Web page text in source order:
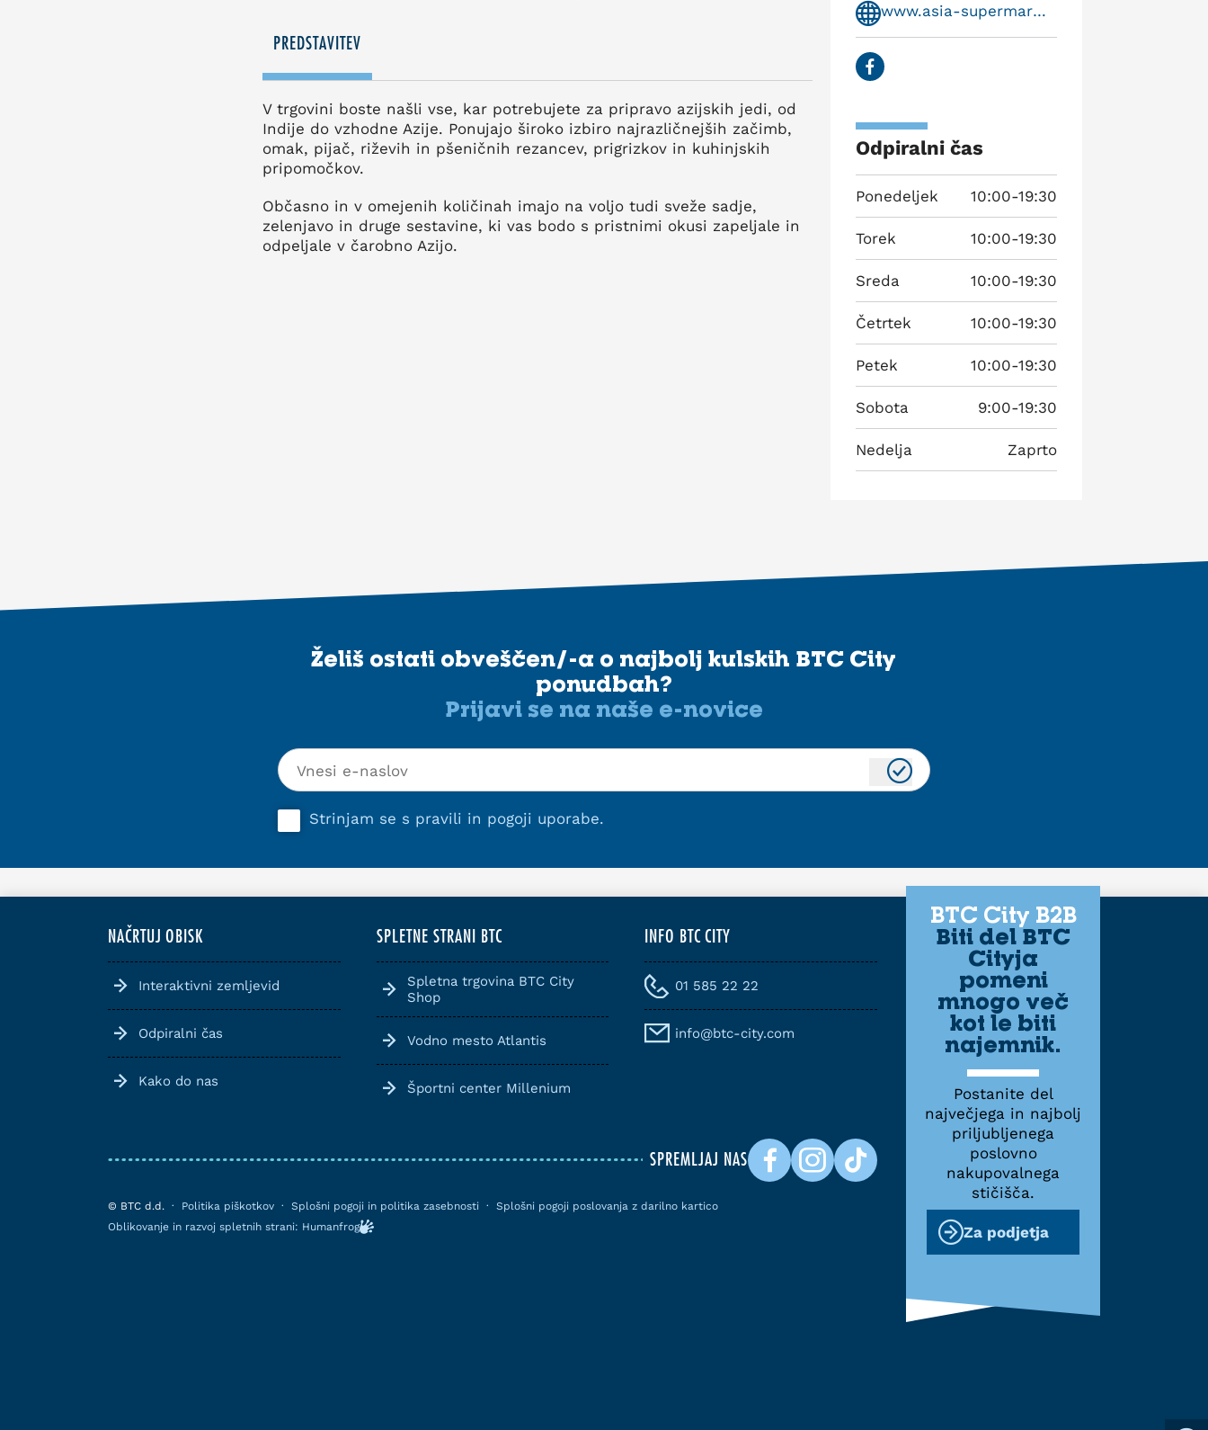
PREDSTAVITEV
V trgovini boste našli vse, kar potrebujete za pripravo azijskih jedi, od
Indije do vzhodne Azije. Ponujajo široko izbiro najrazličnejših začimb,
omak, pijač, riževih in pšeničnih rezancev, prigrizkov in kuhinjskih
pripomočkov.
Občasno in v omejenih količinah imajo na voljo tudi sveže sadje,
zelenjavo in druge sestavine, ki vas bodo s pristnimi okusi zapeljale in
odpeljale v čarobno Azijo.
www.asia-supermarket.si
Odpiralni čas
Ponedeljek 10:00-19:30
Torek 10:00-19:30
Sreda 10:00-19:30
Četrtek 10:00-19:30
Petek 10:00-19:30
Sobota 9:00-19:30
Nedelja Zaprto
Želiš ostati obveščen/-a o najbolj kulskih BTC City
ponudbah?
Prijavi se na naše e-novice
Strinjam se s pravili in pogoji uporabe.
NAČRTUJ OBISK
Interaktivni zemljevid
Odpiralni čas
Kako do nas
SPLETNE STRANI BTC
Spletna trgovina BTC City
Shop
Vodno mesto Atlantis
Športni center Millenium
INFO BTC CITY
01 585 22 22
info@btc-city.com
SPREMLJAJ NAS
© BTC d.d. · Politika piškotkov · Splošni pogoji in politika zasebnosti ·
Splošni pogoji poslovanja z darilno kartico
Oblikovanje in razvoj spletnih strani: Humanfrog
BTC City B2B
Biti del BTC
Cityja
pomeni
mnogo več
kot le biti
najemnik.
Postanite del
največjega in najbolj
priljubljenega
poslovno
nakupovalnega
stičišča.
Za podjetja